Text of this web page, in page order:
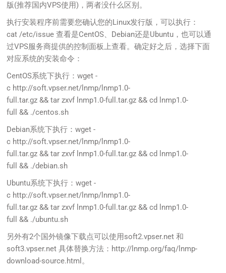
版(推荐国内VPS使用)，两者没什么区别。
执行安装程序前需要您确认您的Linux发行版，可以执行：
cat /etc/issue 查看是CentOS、Debian还是Ubuntu，也可以通
过VPS服务商提供的控制面板上查看。确定好之后，选择下面
对应系统的安装命令：
CentOS系统下执行：wget -
c http://soft.vpser.net/lnmp/lnmp1.0-
full.tar.gz && tar zxvf lnmp1.0-full.tar.gz && cd lnmp1.0-
full && ./centos.sh
Debian系统下执行：wget -
c http://soft.vpser.net/lnmp/lnmp1.0-
full.tar.gz && tar zxvf lnmp1.0-full.tar.gz && cd lnmp1.0-
full && ./debian.sh
Ubuntu系统下执行：wget -
c http://soft.vpser.net/lnmp/lnmp1.0-
full.tar.gz && tar zxvf lnmp1.0-full.tar.gz && cd lnmp1.0-
full && ./ubuntu.sh
另外有2个国外镜像下载点可以使用soft2.vpser.net 和
soft3.vpser.net 具体替换方法： http://lnmp.org/faq/lnmp-
download-source.html 。